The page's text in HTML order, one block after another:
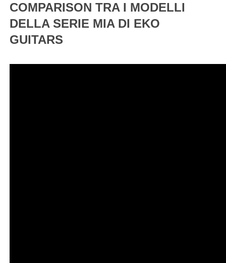
COMPARISON TRA I MODELLI
DELLA SERIE MIA DI EKO
GUITARS